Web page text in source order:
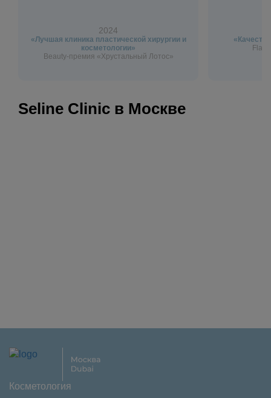
2024
«Лучшая клиника пластической хирургии и
косметологии»
Beauty-премия «Хрустальный Лотос»
Seline Clinic в Москве
Косметология